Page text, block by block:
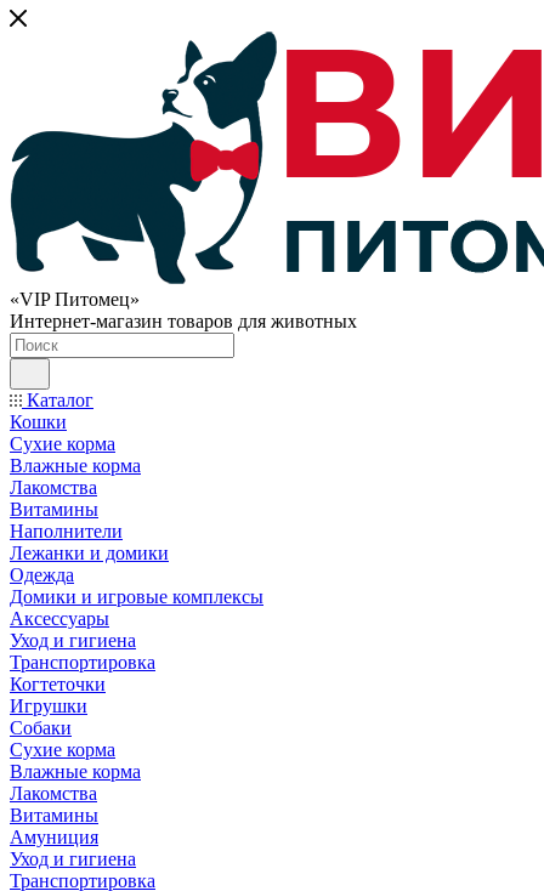
«VIP Питомец»
Интернет-магазин товаров для животных
Каталог
Кошки
Сухие корма
Влажные корма
Лакомства
Витамины
Наполнители
Лежанки и домики
Одежда
Домики и игровые комплексы
Аксессуары
Уход и гигиена
Транспортировка
Когтеточки
Игрушки
Собаки
Сухие корма
Влажные корма
Лакомства
Витамины
Амуниция
Уход и гигиена
Транспортировка